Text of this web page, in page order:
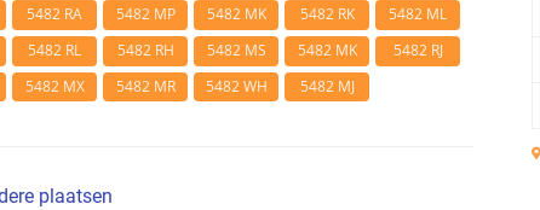
5482 RA 5482 MP 5482 MK 5482 RK
5482 ML
5482 RL 5482 RH 5482 MS 5482 MK
5482 RJ
5482 MX 5482 MR 5482 WH 5482 MJ
plaatsen